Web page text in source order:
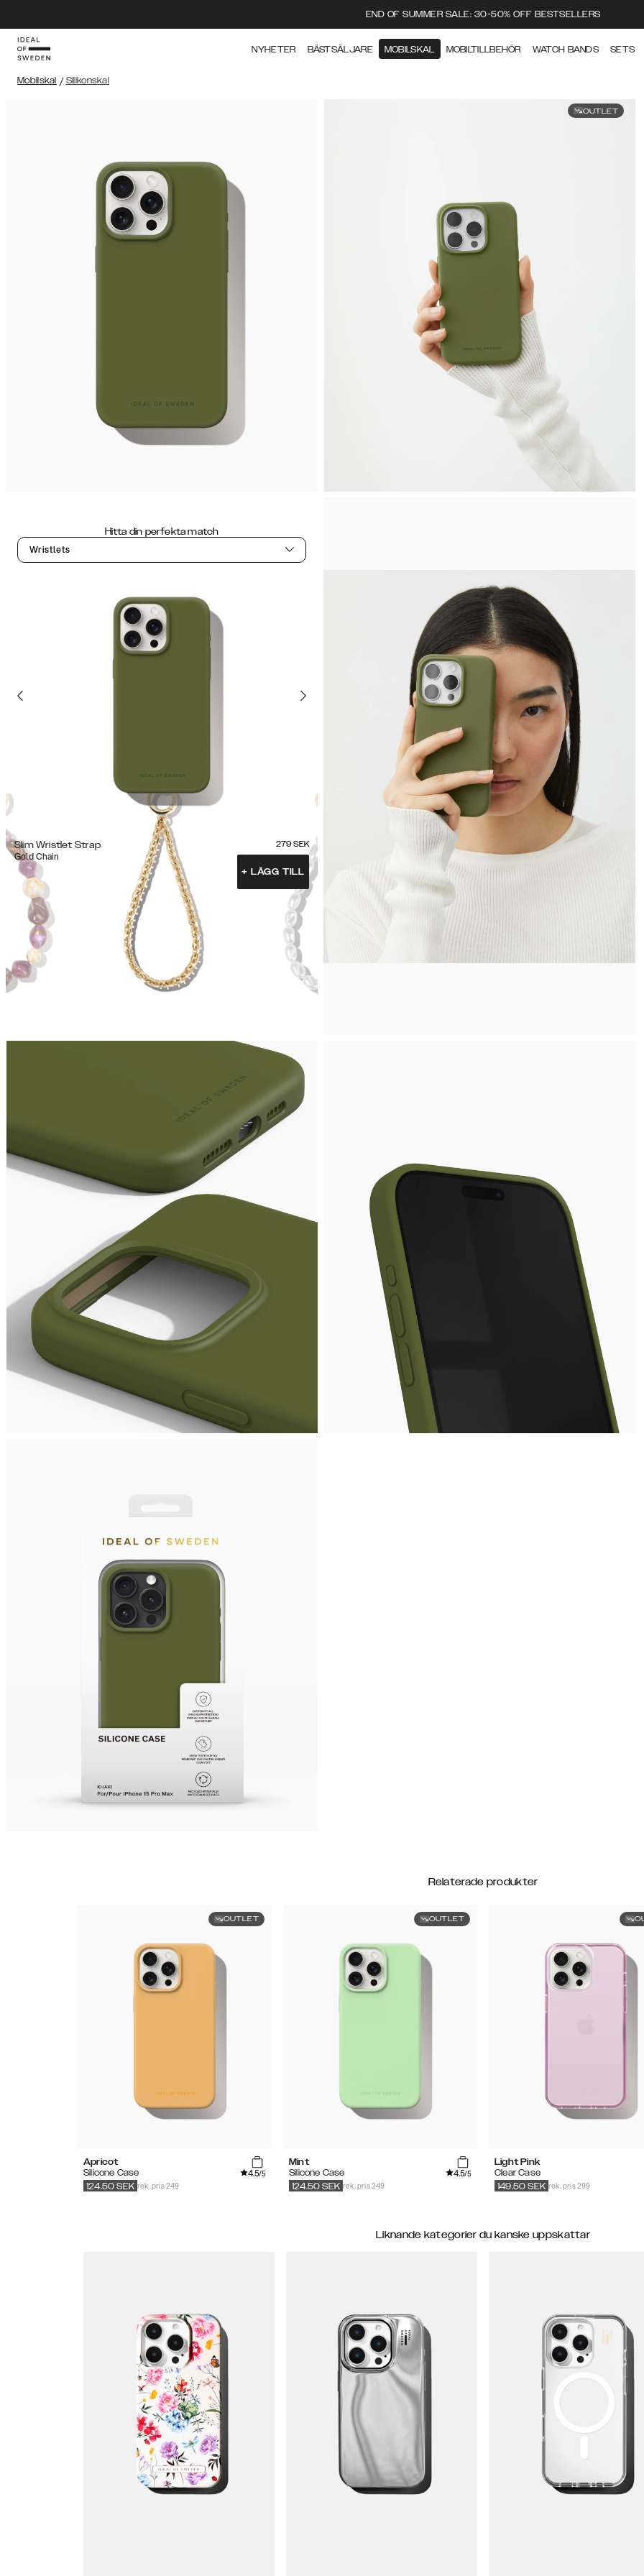
END OF SUMMER SALE: 30-50% OFF BESTSELLERS
NYHETER BÄSTSÄLJARE MOBILSKAL MOBILTILLBEHÖR WATCH BANDS SETS
Mobilskal / Silikonskal
OUTLET
Hitta din perfekta match
Wristlets
Slim Wristlet Strap
Gold Chain
279 SEK
+ LÄGG TILL
Relaterade produkter
OUTLET
Apricot
Silicone Case
4.5/5
rek. pris 249
124.50 SEK
OUTLET
Mint
Silicone Case
4.5/5
rek. pris 249
124.50 SEK
Light Pink
Clear Case
rek. pris 299
149.50 SEK
Liknande kategorier du kanske uppskattar